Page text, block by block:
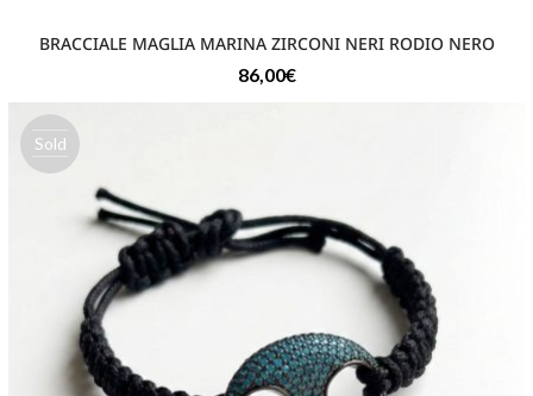
BRACCIALE MAGLIA MARINA ZIRCONI NERI RODIO NERO
86,00€
Sold